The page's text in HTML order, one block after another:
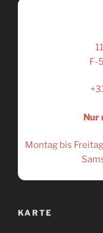
F-
Nur
Montag bis
KARTE